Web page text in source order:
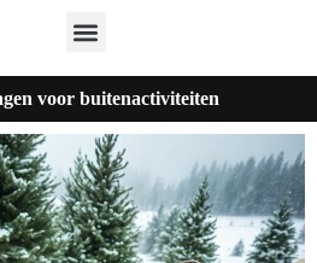
voor buitenactiviteiten